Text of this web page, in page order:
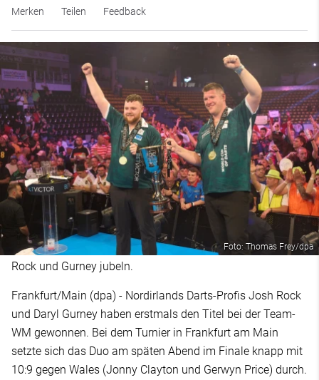
Merken Teilen Feedback
Foto: Thomas Frey/dpa
Rock und Gurney jubeln.
Frankfurt/Main (dpa) - Nordirlands Darts-Profis Josh Rock
und Daryl Gurney haben erstmals den Titel bei der Team-
WM gewonnen. Bei dem Turnier in Frankfurt am Main
setzte sich das Duo am späten Abend im Finale knapp mit
10:9 gegen Wales (Jonny Clayton und Gerwyn Price) durch.